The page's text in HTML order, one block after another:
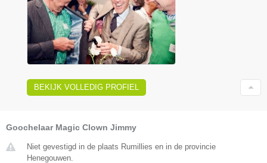
BEKIJK VOLLEDIG PROFIEL
Goochelaar Magic Clown Jimmy
Niet gevestigd in de plaats Rumillies en in de provincie
Henegouwen.